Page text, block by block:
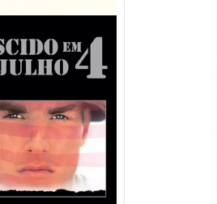
em 4 de Julho
WEB-DL 1080p
Dual Áudio